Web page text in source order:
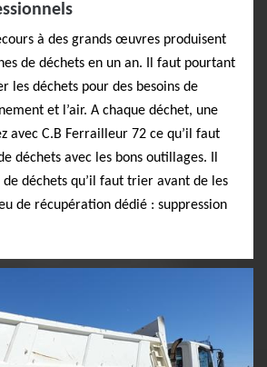
à des grands œuvres produisent
de déchets en un an. Il faut pourtant
les déchets pour des besoins de
et l’air. A chaque déchet, une
avec C.B Ferrailleur 72 ce qu’il faut
déchets avec les bons outillages. Il
déchets qu’il faut trier avant de les
de récupération dédié : suppression